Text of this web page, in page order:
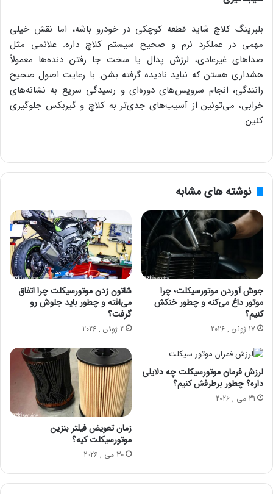
بلبرینگ کلاچ شاید قطعه کوچکی در خودرو باشه، اما نقش خیلی
مهمی در عملکرد نرم و صحیح سیستم کلاچ داره. علائمی مثل
صداهای غیرعادی، لرزش پدال یا سخت جا رفتن دنده‌ها معمولاً
هشداری هستن که نباید نادیده گرفته بشن. با رعایت اصول صحیح
رانندگی، انجام سرویس‌های دوره‌ای و رسیدگی سریع به نشانه‌های
خرابی، می‌تونین از آسیب‌های جدی‌تر به کلاچ و گیربکس جلوگیری
کنین.
نوشته های مشابه
جوش آوردن موتورسیکلت؛ چرا
موتور داغ می‌کنه و چطور خنکش
کنیم؟
17 ژوئن , 2026
شاتون زدن موتورسیکلت چرا اتفاق
می‌افته و چطور باید جلوش رو
گرفت؟
2 ژوئن , 2026
لرزش فرمان موتورسیکلت چه دلایلی
داره؟ چطور برطرفش کنیم؟
31 می , 2026
زمان تعویض فیلتر بنزین
موتورسیکلت کیه؟
30 می , 2026